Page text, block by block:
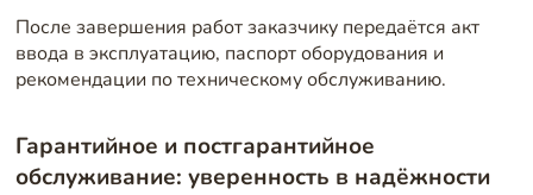
После завершения работ заказчику передаётся акт
ввода в эксплуатацию, паспорт оборудования и
рекомендации по техническому обслуживанию.
Гарантийное и постгарантийное
обслуживание: уверенность в надёжности